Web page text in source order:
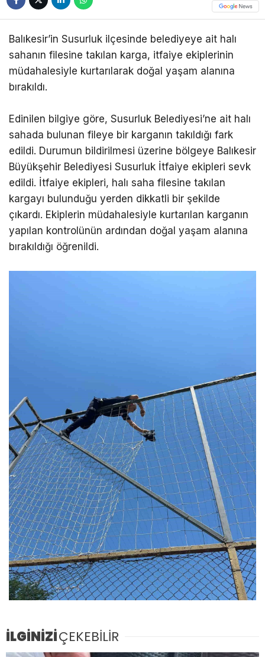
Balıkesir’in Susurluk ilçesinde belediyeye ait halı
sahanın filesine takılan karga, itfaiye ekiplerinin
müdahalesiyle kurtarılarak doğal yaşam alanına
bırakıldı.
Edinilen bilgiye göre, Susurluk Belediyesi’ne ait halı
sahada bulunan fileye bir karganın takıldığı fark
edildi. Durumun bildirilmesi üzerine bölgeye Balıkesir
Büyükşehir Belediyesi Susurluk İtfaiye ekipleri sevk
edildi. İtfaiye ekipleri, halı saha filesine takılan
kargayı bulunduğu yerden dikkatli bir şekilde
çıkardı. Ekiplerin müdahalesiyle kurtarılan karganın
yapılan kontrolünün ardından doğal yaşam alanına
bırakıldığı öğrenildi.
İLGİNİZİÇEKEBİLİR